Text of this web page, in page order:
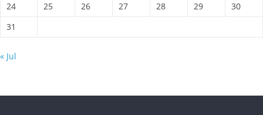
24
25 26 27 28 29
30
31
« Jul